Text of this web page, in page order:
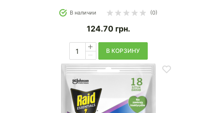
В наличии (0)
124.70 грн.
В КОРЗИНУ